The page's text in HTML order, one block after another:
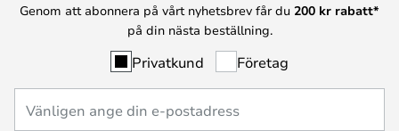
Genom att abonnera på vårt nyhetsbrev får du 200 kr rabatt*
på din nästa beställning.
Privatkund Företag